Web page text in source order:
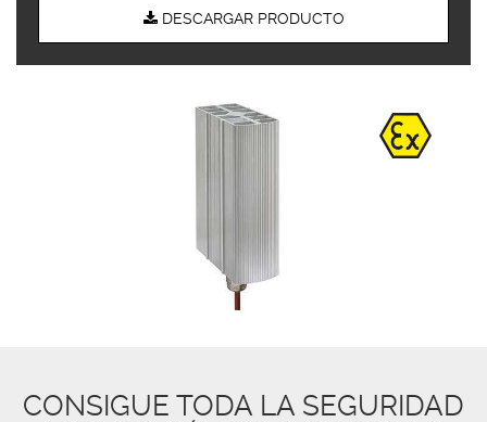
DESCARGAR PRODUCTO
CONSIGUE TODA LA SEGURIDAD